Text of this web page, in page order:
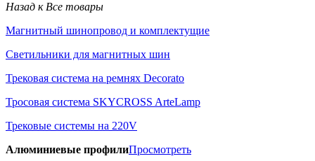
Назад к Все товары
Магнитный шинопровод и комплектущие
Светильники для магнитных шин
Трековая система на ремнях Decorato
Тросовая система SKYCROSS ArteLamp
Трековые системы на 220V
Алюминиевые профилиПросмотреть